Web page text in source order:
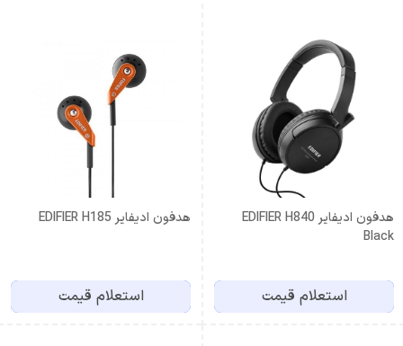
هدفون ادیفایر EDIFIER H840
Black
استعلام قیمت
هدفون ادیفایر EDIFIER H185
استعلام قیمت